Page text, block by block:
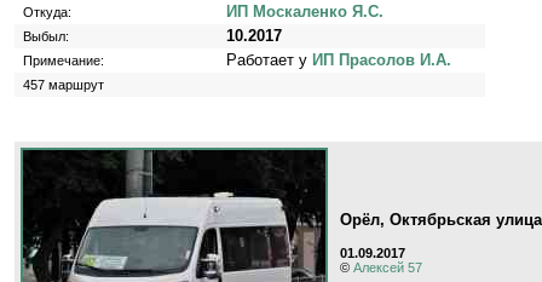
Откуда: ИП Москаленко Я.С.
Выбыл: 10.2017
Примечание: Работает у ИП Прасолов И.А.
457 маршрут
Орёл, Октябрьская улица
01.09.2017
© Алексей 57